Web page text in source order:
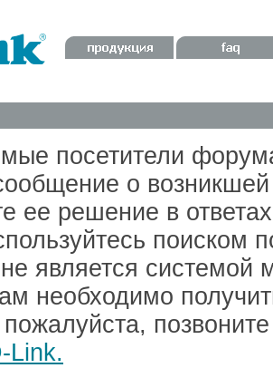
посетители
о
ее решение в
поиском
является системой
необходимо
пожалуйста,
Link.